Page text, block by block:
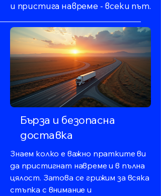
и пристига навреме - всеки път.
Бърза и безопасна
доставка
Знаем колко е важно пратките ви
да пристигнат навреме и в пълна
цялост. Затова се грижим за всяка
стъпка с внимание и